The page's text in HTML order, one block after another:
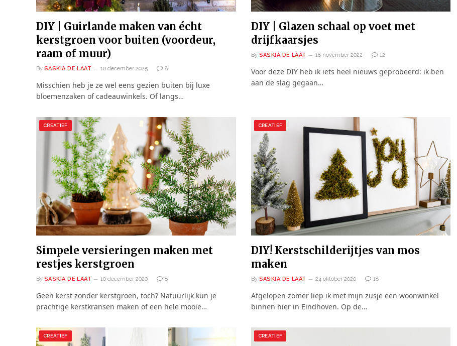
DIY | Guirlande maken van écht
kerstgroen voor buiten (voordeur,
raam of muur)
By SASKIA DE LAAT 10 december 2025 8
Misschien heb je ze wel eens gezien buiten bij luxe
bloemenzaken of cadeauwinkels. Of langs…
DIY | Glazen schaal op voet met
drijfkaarsjes
By SASKIA DE LAAT 18 november 2022 12
Voor deze DIY heb ik iets heel nieuws geprobeerd: ik ben
aan de slag gegaan…
CREATIEF
Simpele versieringen maken met
restjes kerstgroen
By SASKIA DE LAAT 10 december 2020 8
Geen kerst zonder kerstgroen, toch? Natuurlijk kun je
prachtige kerstkransen maken of een hele mooie…
CREATIEF
DIY! Kerstschilderijtjes van mos
maken
By SASKIA DE LAAT 24 oktober 2020 18
Afgelopen zomer liep ik met mijn zusje een woonwinkel
binnen hier in Eindhoven. Op de…
CREATIEF CREATIEF